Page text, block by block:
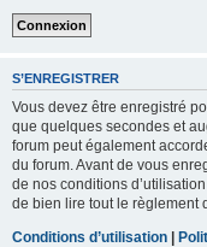
S’ENREGISTRER
Vous devez être enregistré
que quelques secondes et
forum peut également
du forum. Avant de vous
de nos conditions
de bien lire tout le règlement
Conditions d’utilisation |